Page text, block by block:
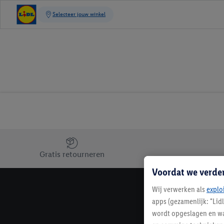
Jouw voordelen bij ons als Lidl webshop klant
Gratis retourneren
Voordat we
Wij verwerken als
apps (gezamenlijk:
wordt opgeslagen en